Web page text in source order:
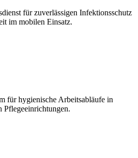
für zuverlässigen Infektionsschutz
im mobilen Einsatz.
für hygienische Arbeitsabläufe in
Pflegeeinrichtungen.